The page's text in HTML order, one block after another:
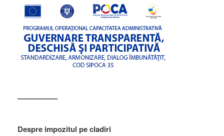
––––––––––
Despre impozitul pe cladiri